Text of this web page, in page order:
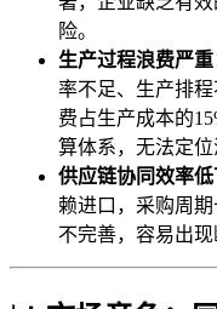
险。
生产过程浪费严重
率不足、生产排
费占生产成本的
算体系，无法定位
供应链协同效率低
赖进口，采购周
不完善，容易出